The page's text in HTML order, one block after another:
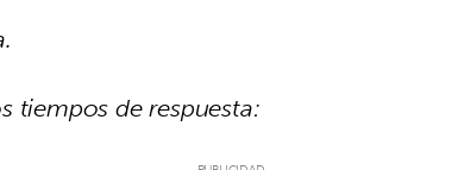
tiempos de respuesta: